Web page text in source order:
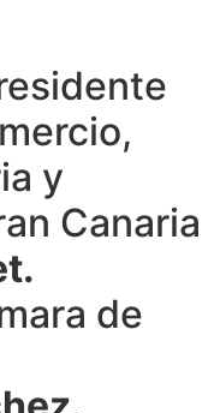
y
Canaria
de